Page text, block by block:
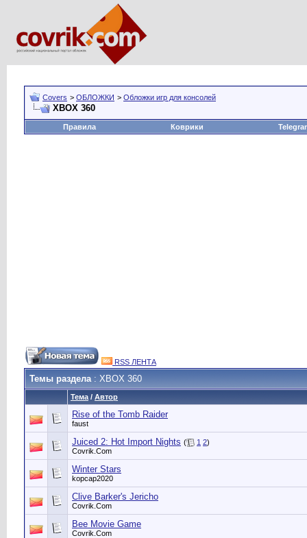
Covers > ОБЛОЖКИ > Обложки игр для консолей
XBOX 360
Правила Коврики
RSS ЛЕНТА
Темы раздела: XBOX 360
Тема / Автор
Rise of the Tomb Raider
faust
Juiced 2: Hot Import Nights ( 1 2)
Сovrik.Com
Winter Stars
kopcap2020
Clive Barker's Jericho
Сovrik.Com
Bee Movie Game
Сovrik.Com